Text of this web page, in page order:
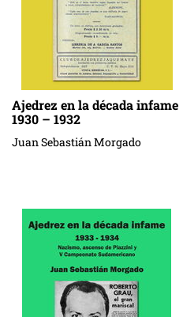
Ajedrez en la década infame
1930 – 1932
Juan Sebastián Morgado